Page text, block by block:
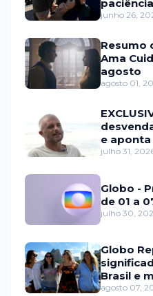
junho 26,
Resumo
Ama
agosto
agosto 01,
e
fraude
julho 31,
Globo -
de 01 a
julho 30,
Globo
Brasil e
agosto 07,